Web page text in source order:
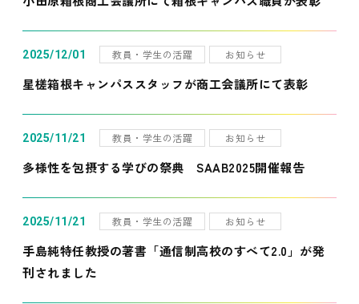
2025/12/01 教員・学生の活躍 お知らせ
星槎箱根キャンパススタッフが商工会議所にて表彰
2025/11/21 教員・学生の活躍 お知らせ
多様性を包摂する学びの祭典 SAAB2025開催報告
2025/11/21 教員・学生の活躍 お知らせ
手島純特任教授の著書「通信制高校のすべて2.0」が発
刊されました